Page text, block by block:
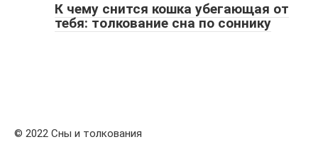
К чему снится кошка убегающая от
тебя: толкование сна по соннику
© 2022 Сны и толкования